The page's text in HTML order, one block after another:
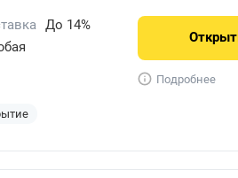
До 14%
Подробнее